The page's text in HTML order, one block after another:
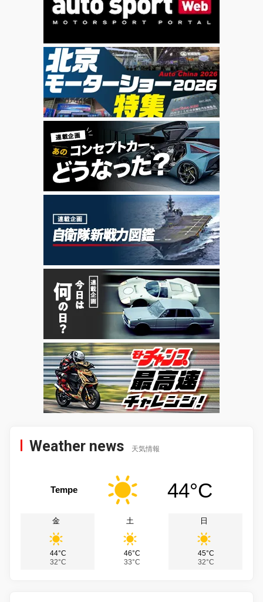
Weather news 天気情報
Tempe 44°C
金
44°C
32°C
土
46°C
33°C
日
45°C
32°C